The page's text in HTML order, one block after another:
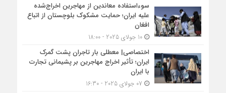
سوءاستفاده معاندین از مهاجرین اخراج‌شده
علیه ایران؛ حمایت مشکوک بلوچستان از اتباع
افغان
10 جولای 2025 - 18:00
اختصاصی| معطلی بار تاجران پشت گمرک
ایران؛ تأثیر اخراج مهاجرین بر پشیمانی تجارت
با ایران